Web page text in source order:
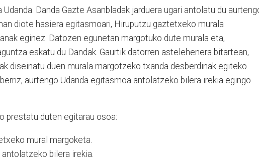
Danda Gazte Asanbladak jarduera ugari antolatu du
diote hasiera egitasmoari, Hiruputzu gaztetxeko murala
eginez. Datozen egunetan margotuko dute murala eta,
eskatu du Dandak. Gaurtik datorren astelehenera bitartean,
diseinatu duen murala margotzeko txanda desberdinak egiteko
aurtengo Udanda egitasmoa antolatzeko bilera irekia egingo
prestatu duten egitarau osoa:
mural margoketa.
antolatzeko bilera irekia.